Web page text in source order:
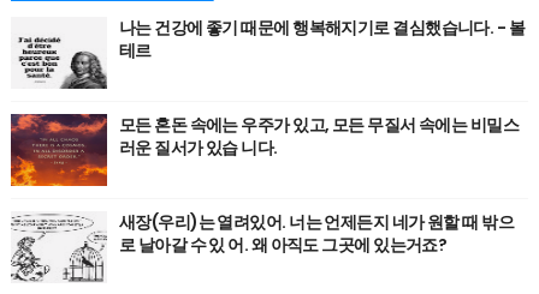
나는 건강에 좋기 때문에 행복해지기로 결심했습니다. - 볼
테르
모든 혼돈 속에는 우주가 있고, 모든 무질서 속에는 비밀스
러운 질서가 있습 니다.
새장(우리)는 열려있어. 너는 언제든지 네가 원할 때 밖으
로 날아갈 수 있 어. 왜 아직도 그곳에 있는거죠?